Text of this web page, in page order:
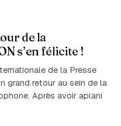
de la
s’en félicite !
de la Presse
grand retour au sein de la
Après avoir aplani